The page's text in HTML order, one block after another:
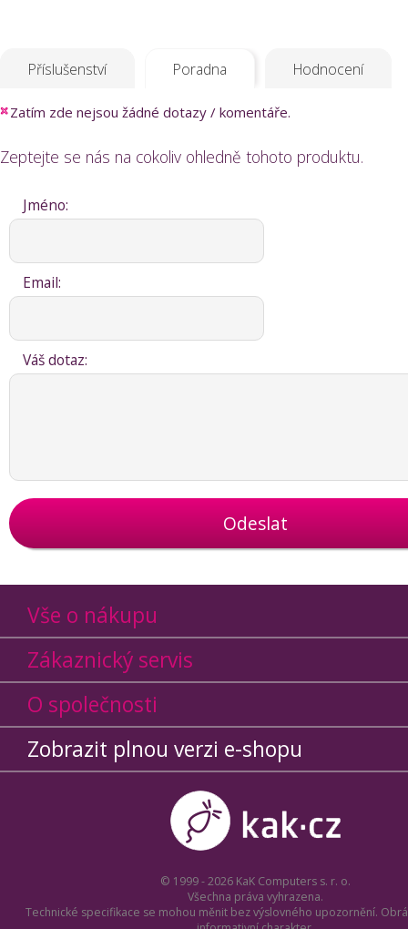
Příslušenství Poradna Hodnocení
Zatím zde nejsou žádné dotazy / komentáře.
Zeptejte se nás na cokoliv ohledně tohoto produktu.
Jméno:
Email:
Váš dotaz:
Odeslat
Vše o nákupu
Zákaznický servis
O společnosti
Zobrazit plnou verzi e-shopu
© 1999 - 2026 KaK Computers s. r. o.
Všechna práva vyhrazena.
Technické specifikace se mohou měnit bez výslovného upozornění.